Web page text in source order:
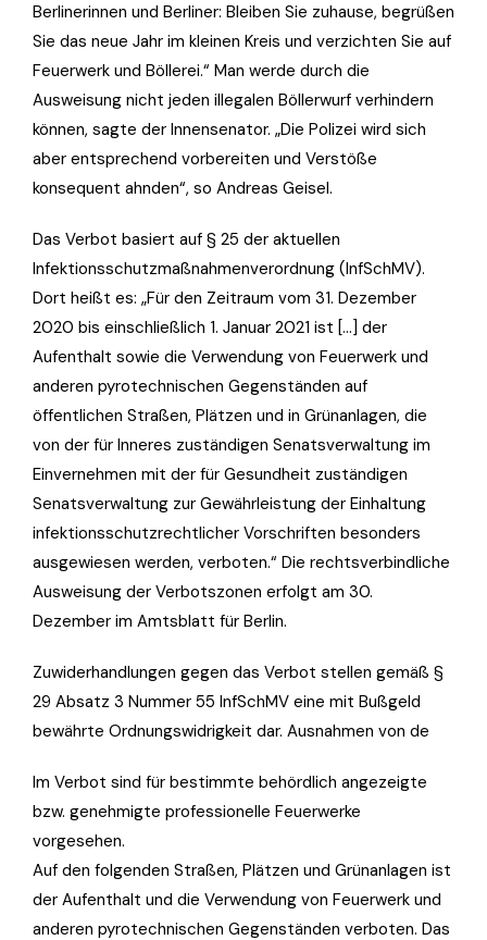
Berlinerinnen und Berliner: Bleiben Sie zuhause, begrüßen
Sie das neue Jahr im kleinen Kreis und verzichten Sie auf
Feuerwerk und Böllerei.“ Man werde durch die
Ausweisung nicht jeden illegalen Böllerwurf verhindern
können, sagte der Innensenator. „Die Polizei wird sich
aber entsprechend vorbereiten und Verstöße
konsequent ahnden“, so Andreas Geisel.
Das Verbot basiert auf § 25 der aktuellen
Infektionsschutzmaßnahmenverordnung (InfSchMV).
Dort heißt es: „Für den Zeitraum vom 31. Dezember
2020 bis einschließlich 1. Januar 2021 ist […] der
Aufenthalt sowie die Verwendung von Feuerwerk und
anderen pyrotechnischen Gegenständen auf
öffentlichen Straßen, Plätzen und in Grünanlagen, die
von der für Inneres zuständigen Senatsverwaltung im
Einvernehmen mit der für Gesundheit zuständigen
Senatsverwaltung zur Gewährleistung der Einhaltung
infektionsschutzrechtlicher Vorschriften besonders
ausgewiesen werden, verboten.“ Die rechtsverbindliche
Ausweisung der Verbotszonen erfolgt am 30.
Dezember im Amtsblatt für Berlin.
Zuwiderhandlungen gegen das Verbot stellen gemäß §
29 Absatz 3 Nummer 55 InfSchMV eine mit Bußgeld
bewährte Ordnungswidrigkeit dar. Ausnahmen von de
Im Verbot sind für bestimmte behördlich angezeigte
bzw. genehmigte professionelle Feuerwerke
vorgesehen.
Auf den folgenden Straßen, Plätzen und Grünanlagen ist
der Aufenthalt und die Verwendung von Feuerwerk und
anderen pyrotechnischen Gegenständen verboten. Das